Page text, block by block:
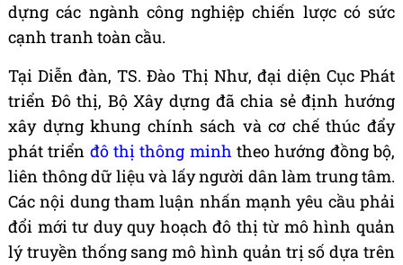
dựng các ngành công nghiệp chiến lược có sức
cạnh tranh toàn cầu.
Tại Diễn đàn, TS. Đào Thị Như, đại diện Cục Phát
triển Đô thị, Bộ Xây dựng đã chia sẻ định hướng
xây dựng khung chính sách và cơ chế thúc đẩy
phát triển đô thị thông minh theo hướng đồng bộ,
liên thông dữ liệu và lấy người dân làm trung tâm.
Các nội dung tham luận nhấn mạnh yêu cầu phải
đổi mới tư duy quy hoạch đô thị từ mô hình quản
lý truyền thống sang mô hình quản trị số dựa trên